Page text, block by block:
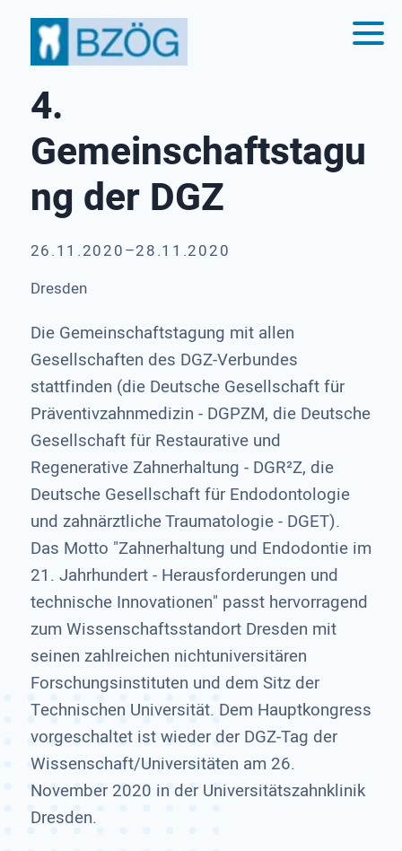
4.
Gemeinschaftstagu
ng der DGZ
26.11.2020–28.11.2020
Dresden
Die Gemeinschaftstagung mit allen
Gesellschaften des DGZ-Verbundes
stattfinden (die Deutsche Gesellschaft für
Präventivzahnmedizin - DGPZM, die Deutsche
Gesellschaft für Restaurative und
Regenerative Zahnerhaltung - DGR²Z, die
Deutsche Gesellschaft für Endodontologie
und zahnärztliche Traumatologie - DGET).
Das Motto "Zahnerhaltung und Endodontie im
21. Jahrhundert - Herausforderungen und
technische Innovationen" passt hervorragend
zum Wissenschaftsstandort Dresden mit
seinen zahlreichen nichtuniversitären
Forschungsinstituten und dem Sitz der
Technischen Universität. Dem Hauptkongress
vorgeschaltet ist wieder der DGZ-Tag der
Wissenschaft/Universitäten am 26.
November 2020 in der Universitätszahnklinik
Dresden.